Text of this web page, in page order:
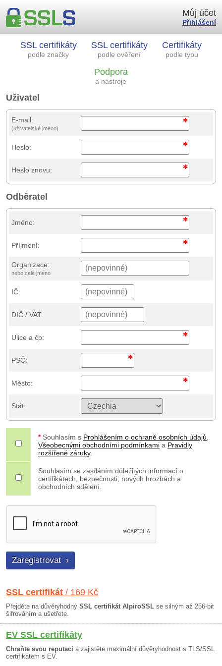
SSL certifikáty
podle značky
SSL certifikáty
podle ověření
Certifikáty
podle typu
Podpora
a nástroje
Můj účet
Přihlášení
Uživatel
E-mail:
(uživatelské jméno)
Heslo:
Heslo znovu:
Odběratel
Jméno:
Příjmení:
Organizace:
nebo celé jméno
IČ:
DIČ / VAT:
Ulice a čp:
PSČ:
Město:
Stát:
* Souhlasím s Prohlášením o ochraně osobních údajů
Všeobecnými obchodními podmínkami a Pravidly
rozšířené záruky.
Souhlasím se zasíláním důležitých informací o
certifikátech, bezpečnosti, nových hrozbách a
obchodních sdělení.
SSL certifikát / 169 Kč
Přejděte na důvěryhodný SSL certifikát AlpiroSSL se silným až 256-bit
šifrováním a ušetřete.
EV SSL certifikáty
Chraňte svou reputaci a zajistěte maximální důvěryhodnost s TLS/SSL
certifikátem s EV.